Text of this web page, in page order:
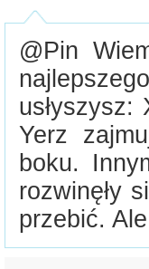
@Pin
Yerz
boku.
rozwinęły
przebić.